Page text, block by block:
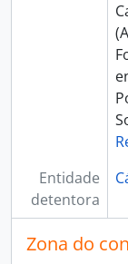
Entidade
detentora
Zona do